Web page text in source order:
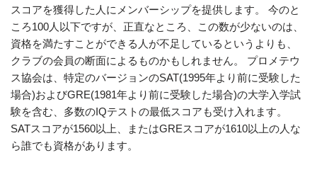
スコアを獲得した人にメンバーシップを提供します。 今のと
ころ100人以下ですが、正直なところ、この数が少ないのは、
資格を満たすことができる人が不足しているというよりも、
クラブの会員の断面によるものかもしれません。 プロメテウ
ス協会は、特定のバージョンのSAT(1995年より前に受験した
場合)およびGRE(1981年より前に受験した場合)の大学入学試
験を含む、多数のIQテストの最低スコアも受け入れます。
SATスコアが1560以上、またはGREスコアが1610以上の人な
ら誰でも資格があります。